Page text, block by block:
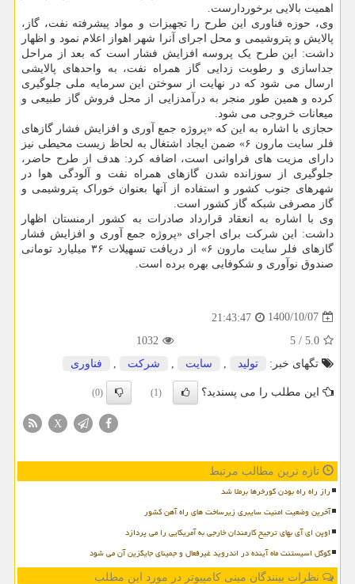
اهمیت بالایی برخوردارست.
وی، حوزه فناوری این طرح را تجهیزات و مواد پیشرفته نفت، گاز،
پالایش و پتروشیمی و محل اجرای آنرا شهر اهواز اعلام نمود و اظهار
داشت: این طرح یک پروسه افزایش فشار است که بعد از مراحل
جداسازی و رطوبت زدایی گاز همراه نفت، به واحدهای پالایشی
ارسال می شود که در نهایت از سوختن این سرمایه ملی جلوگیری
کرده و همین طور منجر به درآمدزایی از محل فروش گاز طبیعی و
میعانات خروجی می شود.
حجازی با اشاره به این که «پروژه جمع آوری و افزایش فشار گازهای
فلر سایت مارون ۶» ضمن ایجاد اشتغال به لحاظ زیست محیطی نیز
دارای مزیت های فراوانی است، اضافه کرد: هدف از طرح حاضر،
جلوگیری از سوزانده شدن گازهای همراه نفت و آلودگی هوا در
شهرهای جنوب کشور و استفاده از آنها بعنوان خوراک پتروشیمی و
گاز مصرفی شبکه گاز کشور است.
وی با اشاره به انعقاد قرارداد صادرات به کشور ارمنستان اظهار
داشت: این شرکت برای اجرای «پروژه جمع آوری و افزایش فشار
گازهای فلر سایت مارون ۶» از دریافت تسهیلات ۳۶ میلیارد تومانی
صندوق نوآوری و شکوفایی بهره برده است.
1400/10/07
21:43:47
5.0
/
5
1032
تگهای خبر:
تولید سایت شركت فناوری
این مطلب را می پسندید؟ (1)
(0)
X
تازه ترین مطالب مرتبط
راز راه راه بودن گورخرها برملا شد
آخرین وضعیت امنیت سایبری زیرساخت های راه آهن کشور
اوپن ای آی بهای ترجیح کارمندان خارجی به آمریکایی را می پردازد
گوگل اسیستنت ماه آینده در اندروید غیرفعال و جمینای جایگزین آن می شود
نظرات بینندگان مینی کامپیوتر در مورد این مطلب